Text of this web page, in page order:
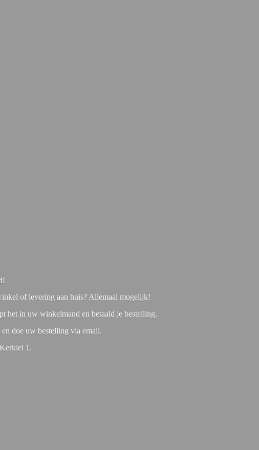
of levering aan huis? Allemaal mogelijk!
het in uw winkelmand en betaald je bestelling.
doe uw bestelling via email.
1.